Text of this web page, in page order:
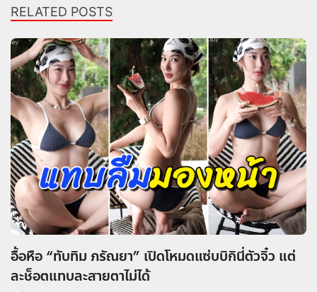
RELATED POSTS
อื้อหือ “ทับทิม ภรัณยา” เปิดโหมดแซ่บบิกินี่ตัวจิ๋ว แต่
ละช็อตแทบละสายตาไม่ได้